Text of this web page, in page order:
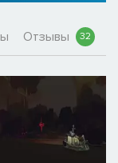
Отзывы 32